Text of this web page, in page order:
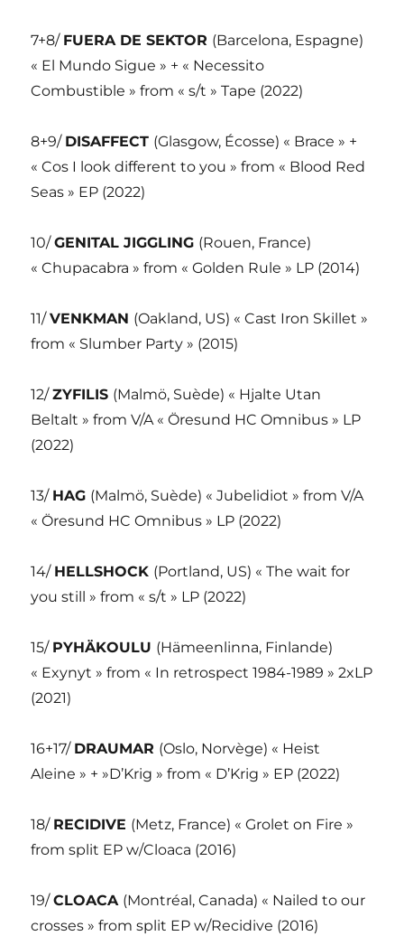
7+8/ FUERA DE SEKTOR (Barcelona, Espagne)
« El Mundo Sigue » + « Necessito
Combustible » from « s/t » Tape (2022)
8+9/ DISAFFECT (Glasgow, Écosse) « Brace » +
« Cos I look different to you » from « Blood Red
Seas » EP (2022)
10/GENITAL JIGGLING (Rouen, France)
« Chupacabra » from « Golden Rule » LP (2014)
11/VENKMAN (Oakland, US) « Cast Iron Skillet »
from « Slumber Party » (2015)
12/ZYFILIS (Malmö, Suède) « Hjalte Utan
Beltalt » from V/A « Öresund HC Omnibus » LP
(2022)
13/ HAG (Malmö, Suède) « Jubelidiot » from V/A
« Öresund HC Omnibus » LP (2022)
14/ HELLSHOCK (Portland, US) « The wait for
you still » from « s/t » LP (2022)
15/ PYHÄKOULU (Hämeenlinna, Finlande)
« Exynyt » from « In retrospect 1984-1989 » 2xLP
(2021)
16+17/ DRAUMAR (Oslo, Norvège) « Heist
Aleine » + »D’Krig » from « D’Krig » EP (2022)
18/ RECIDIVE (Metz, France) « Grolet on Fire »
from split EP w/Cloaca (2016)
19/CLOACA (Montréal, Canada) « Nailed to our
crosses » from split EP w/Recidive (2016)